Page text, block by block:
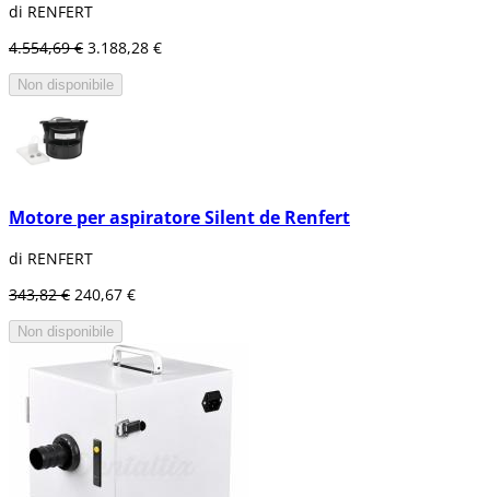
di RENFERT
4.554,69 € 3.188,28 €
Non disponibile
Motore per aspiratore Silent de Renfert
di RENFERT
343,82 € 240,67 €
Non disponibile